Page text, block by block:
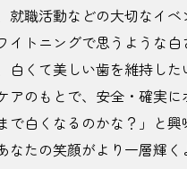
就職活動などの大切なイ
イトニングで思うような
白くて美しい歯を維持した
アのもとで、安全・確実
で白くなるのかな？」と
なたの笑顔がより一層輝く